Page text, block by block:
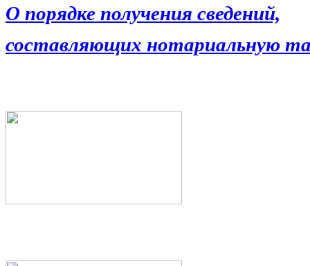
О порядке получения сведений,
составляющих нотариальную